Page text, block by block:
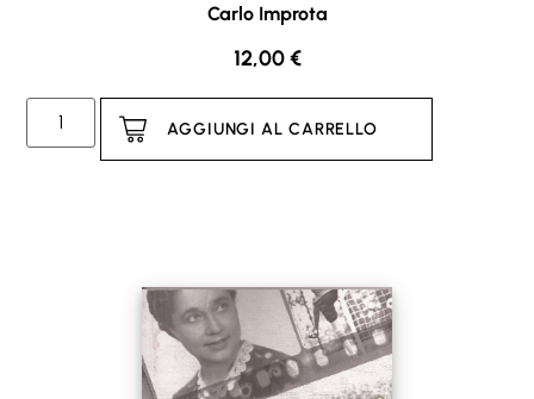
Carlo Improta
12,00€
AGGIUNGI AL CARRELLO